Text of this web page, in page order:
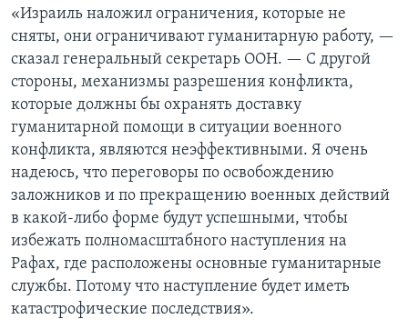
«Израиль наложил ограничения, которые не
сняты, они ограничивают гуманитарную работу, —
сказал генеральный секретарь ООН. — С другой
стороны, механизмы разрешения конфликта,
которые должны бы охранять доставку
гуманитарной помощи в ситуации военного
конфликта, являются неэффективными. Я очень
надеюсь, что переговоры по освобождению
заложников и по прекращению военных действий
в какой-либо форме будут успешными, чтобы
избежать полномасштабного наступления на
Рафах, где расположены основные гуманитарные
службы. Потому что наступление будет иметь
катастрофические последствия».